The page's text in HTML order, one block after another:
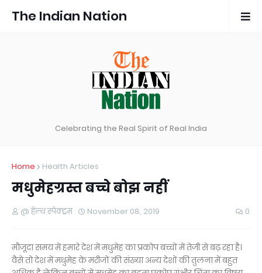
The Indian Nation
Celebrating the Real Spirit of Real India
Home Health Articles
मधुमेहग्रस्त बच्चे बोझ नहीं
@ हेल्थ स्पेक्ट्रम November 08, 2019 0
मौजूदा समय में हमारे देश में मधुमेह का प्रकोप बच्चों में तेजी से बढ़ रहा है।
वैसे तो देश में मधुमेह के मरीजों की संख्या अन्य देशों की तुलना में बहुत